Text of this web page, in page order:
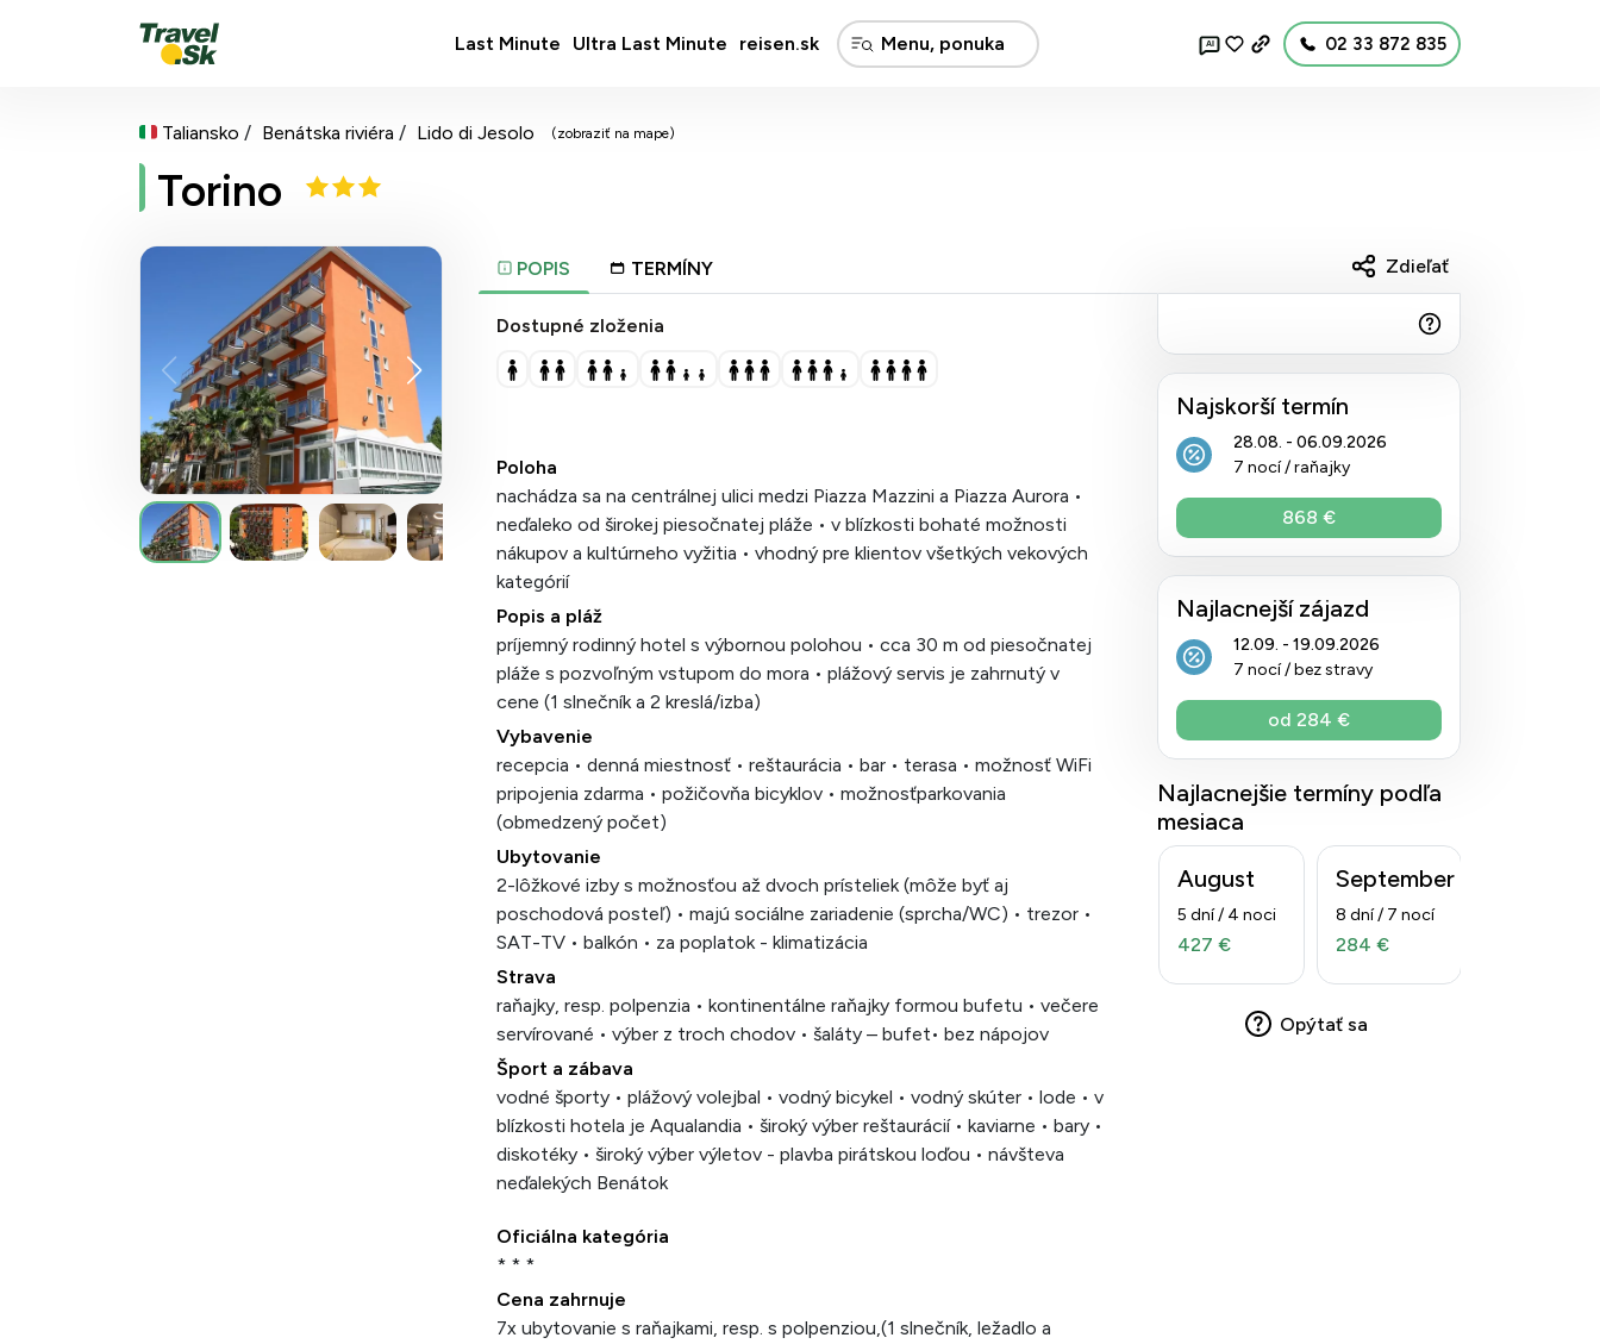
Last Minute Ultra Last Minute reisen.sk AI 02 33 872 835
Taliansko Benátska riviéra Lido di Jesolo (zobraziť na mape)
Torino
POPIS TERMÍNY
Dostupné zloženia
Poloha
nachádza sa na centrálnej ulici medzi Piazza Mazzini a Piazza Aurora •
neďaleko od širokej piesočnatej pláže • v blízkosti bohaté možnosti
nákupov a kultúrneho vyžitia • vhodný pre klientov všetkých vekových
kategórií
Popis a pláž
príjemný rodinný hotel s výbornou polohou • cca 30 m od piesočnatej
pláže s pozvoľným vstupom do mora • plážový servis je zahrnutý v
cene (1 slnečník a 2 kreslá/izba)
Vybavenie
recepcia • denná miestnosť • reštaurácia • bar • terasa • možnosť WiFi
pripojenia zdarma • požičovňa bicyklov • možnosťparkovania
(obmedzený počet)
Ubytovanie
2-lôžkové izby s možnosťou až dvoch prísteliek (môže byť aj
poschodová posteľ) • majú sociálne zariadenie (sprcha/WC) • trezor •
SAT-TV • balkón • za poplatok - klimatizácia
Strava
raňajky, resp. polpenzia • kontinentálne raňajky formou bufetu • večere
servírované • výber z troch chodov • šaláty – bufet• bez nápojov
Šport a zábava
vodné športy • plážový volejbal • vodný bicykel • vodný skúter • lode • v
blízkosti hotela je Aqualandia • široký výber reštaurácií • kaviarne • bary •
diskotéky • široký výber výletov - plavba pirátskou loďou • návšteva
neďalekých Benátok
Oficiálna kategória
* * *
Cena zahrnuje
7x ubytovanie s raňajkami, resp. s polpenziou,(1 slnečník, ležadlo a
Zdieľať
Najskorší termín
28.08. - 06.09.2026
7 nocí / raňajky
868 €
Najlacnejší zájazd
12.09. - 19.09.2026
7 nocí / bez stravy
od 284 €
Najlacnejšie termíny podľa
mesiaca
August
5 dní / 4 noci
427 €
September
8 dní / 7 nocí
284 €
Opýtať sa